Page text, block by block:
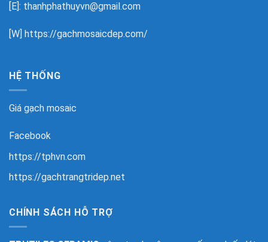
[E]: thanhphathuyvn@gmail.com
[W] https://gachmosaicdep.com/
HỆ THỐNG
Giá gạch mosaic
Facebook
https://tphvn.com
https://gachtrangtridep.net
CHÍNH SÁCH HỖ TRỢ